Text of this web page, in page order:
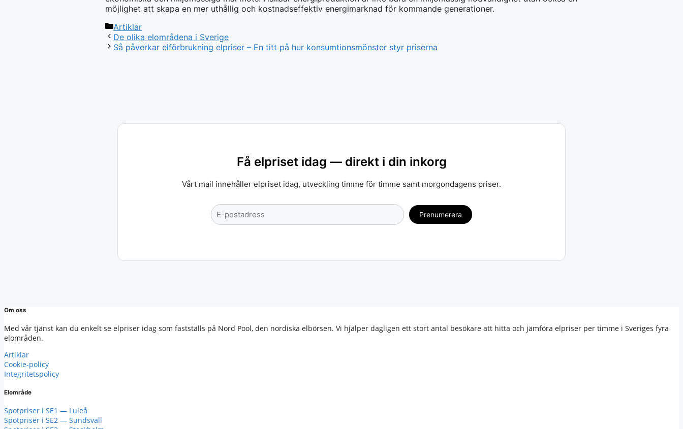
möjlighet att skapa en mer uthållig och kostnadseffektiv energimarknad för kommande generationer.
Kategorier
Artiklar
De olika elområdena i Sverige
Så påverkar elförbrukning elpriser – En titt på hur konsumtionsmönster styr priserna
Få elpriset idag — direkt i din inkorg
Vårt mail innehåller elpriset idag, utveckling timme för timme samt morgondagens priser.
Om oss
Med vår tjänst kan du enkelt se elpriser idag som fastställs på Nord Pool, den nordiska elbörsen. Vi hjälper dagligen ett stort antal besökare att hitta och jämföra elpriser per timme i Sveriges fyra
elområden.
Artiklar
Cookie-policy
Integritetspolicy
Elområde
Spotpriser i SE1 — Luleå
Spotpriser i SE2 — Sundsvall